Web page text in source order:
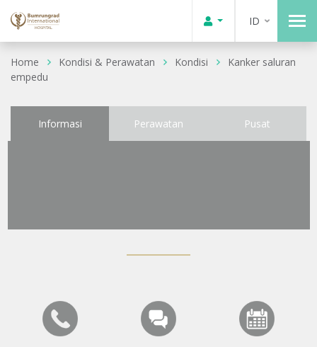
ID
Home Kondisi & Perawatan Kondisi
Kanker saluran
empedu
Informasi Perawatan Pusat